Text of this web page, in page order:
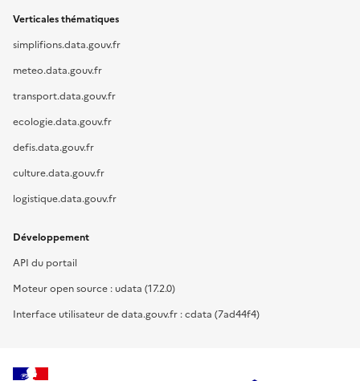
Verticales thématiques
simplifions.data.gouv.fr
meteo.data.gouv.fr
transport.data.gouv.fr
ecologie.data.gouv.fr
defis.data.gouv.fr
culture.data.gouv.fr
logistique.data.gouv.fr
Développement
API du portail
Moteur open source : udata (17.2.0)
Interface utilisateur de data.gouv.fr : cdata (7ad44f4)